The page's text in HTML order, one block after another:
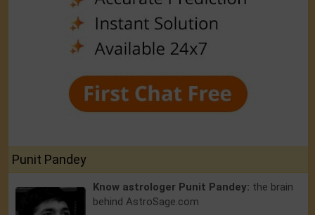
Punit Pandey
Know astrologer Punit Pandey: the brain
behind AstroSage.com